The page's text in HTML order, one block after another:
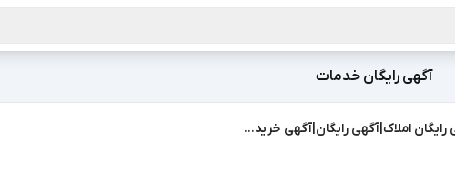
آگهی رایگان خدمات
املاک|آگهی رایگان|آگهی خرید...